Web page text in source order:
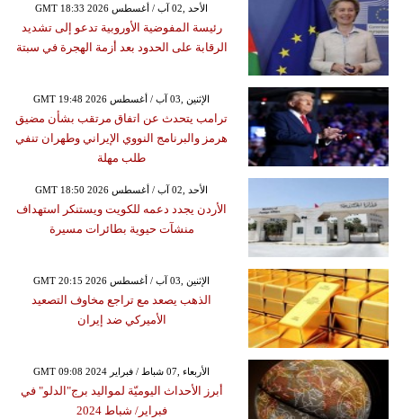
GMT 18:33 2026 الأحد ,02 آب / أغسطس
رئيسة المفوضية الأوروبية تدعو إلى تشديد
الرقابة على الحدود بعد أزمة الهجرة في سبتة
GMT 19:48 2026 الإثنين ,03 آب / أغسطس
ترامب يتحدث عن اتفاق مرتقب بشأن مضيق
هرمز والبرنامج النووي الإيراني وطهران تنفي
طلب مهلة
GMT 18:50 2026 الأحد ,02 آب / أغسطس
الأردن يجدد دعمه للكويت ويستنكر استهداف
منشآت حيوية بطائرات مسيرة
GMT 20:15 2026 الإثنين ,03 آب / أغسطس
الذهب يصعد مع تراجع مخاوف التصعيد
الأميركي ضد إيران
GMT 09:08 2024 الأربعاء ,07 شباط / فبراير
أبرز الأحداث اليوميّة لمواليد برج"الدلو" في
فبراير/ شباط 2024